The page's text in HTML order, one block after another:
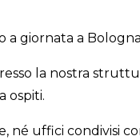
a giornata a
la nostra
ospiti.
né uffici condivisi